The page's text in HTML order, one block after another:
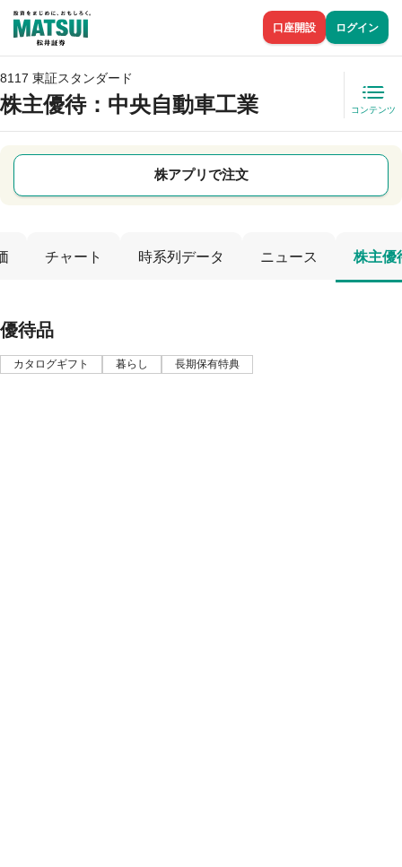
口座開設 ログイン
8117 東証スタンダード
株主優待：中央自動車工業 コンテンツ
株アプリで注文
チャート 時系列データ ニュース 株主優
優待品
カタログギフト 暮らし 長期保有特典